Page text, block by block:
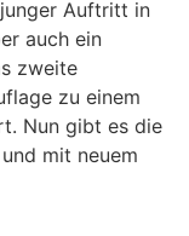
Auftritt in
auch ein
zweite
zu einem
Nun gibt es die
mit neuem